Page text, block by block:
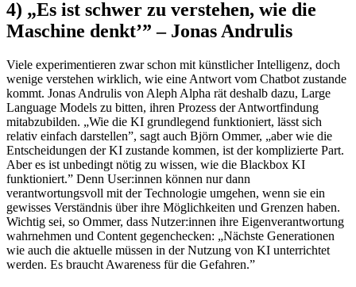
4) „Es ist schwer zu verstehen, wie die
Maschine denkt’” – Jonas Andrulis
Viele experimentieren zwar schon mit künstlicher Intelligenz, doch
wenige verstehen wirklich, wie eine Antwort vom Chatbot zustande
kommt. Jonas Andrulis von Aleph Alpha rät deshalb dazu, Large
Language Models zu bitten, ihren Prozess der Antwortfindung
mitabzubilden. „Wie die KI grundlegend funktioniert, lässt sich
relativ einfach darstellen”, sagt auch Björn Ommer, „aber wie die
Entscheidungen der KI zustande kommen, ist der komplizierte Part.
Aber es ist unbedingt nötig zu wissen, wie die Blackbox KI
funktioniert.” Denn User:innen können nur dann
verantwortungsvoll mit der Technologie umgehen, wenn sie ein
gewisses Verständnis über ihre Möglichkeiten und Grenzen haben.
Wichtig sei, so Ommer, dass Nutzer:innen ihre Eigenverantwortung
wahrnehmen und Content gegenchecken: „Nächste Generationen
wie auch die aktuelle müssen in der Nutzung von KI unterrichtet
werden. Es braucht Awareness für die Gefahren.”